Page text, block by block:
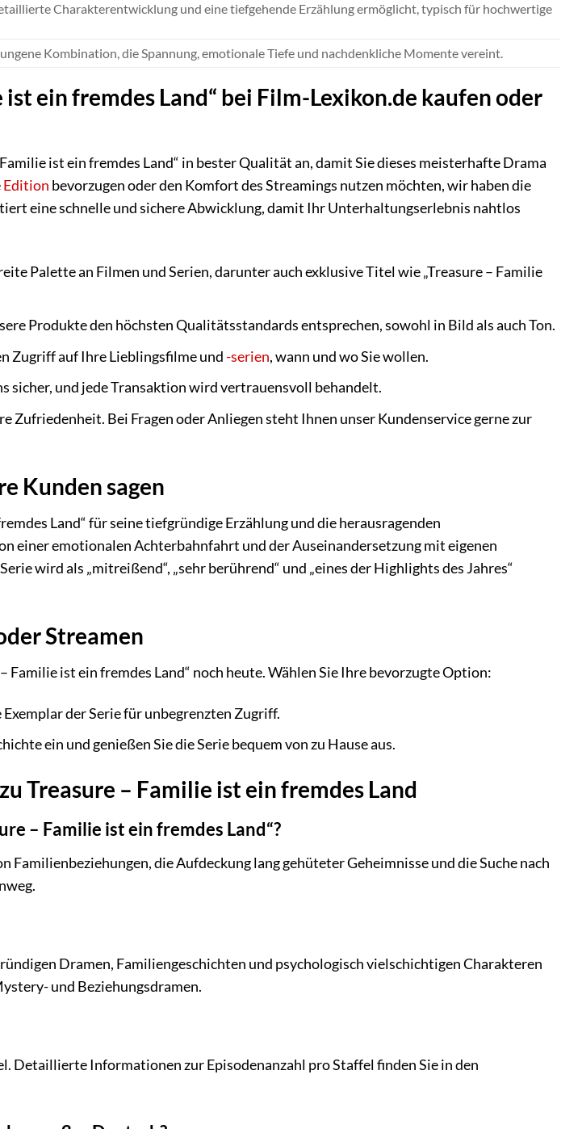
Charakterentwicklung und eine tiefgehende Erzählung ermöglicht, typisch für hochwertige
Kombination, die Spannung, emotionale Tiefe und nachdenkliche Momente vereint.
ist ein fremdes Land“ bei Film-Lexikon.de kaufen oder
ist ein fremdes Land“ in bester Qualität an, damit Sie dieses meisterhafte Drama
Edition bevorzugen oder den Komfort des Streamings nutzen möchten, wir haben die
eine schnelle und sichere Abwicklung, damit Ihr Unterhaltungserlebnis nahtlos
Palette an Filmen und Serien, darunter auch exklusive Titel wie „Treasure – Familie
Produkte den höchsten Qualitätsstandards entsprechen, sowohl in Bild als auch Ton.
Zugriff auf Ihre Lieblingsfilme und-serien, wann und wo Sie wollen.
sicher, und jede Transaktion wird vertrauensvoll behandelt.
Zufriedenheit. Bei Fragen oder Anliegen steht Ihnen unser Kundenservice gerne zur
Kunden sagen
Land“ für seine tiefgründige Erzählung und die herausragenden
einer emotionalen Achterbahnfahrt und der Auseinandersetzung mit eigenen
wird als „mitreißend“, „sehr berührend“ und „eines der Highlights des Jahres“
Streamen
Familie ist ein fremdes Land“ noch heute. Wählen Sie Ihre bevorzugte Option:
der Serie für unbegrenzten Zugriff.
ein und genießen Sie die Serie bequem von zu Hause aus.
Treasure – Familie ist ein fremdes Land
– Familie ist ein fremdes Land“?
Familienbeziehungen, die Aufdeckung lang gehüteter Geheimnisse und die Suche nach
Dramen, Familiengeschichten und psychologisch vielschichtigen Charakteren
und Beziehungsdramen.
Detaillierte Informationen zur Episodenanzahl pro Staffel finden Sie in den